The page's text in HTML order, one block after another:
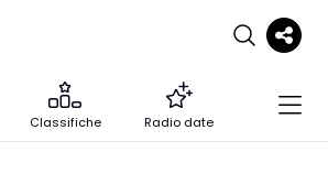
Classifiche Radio date